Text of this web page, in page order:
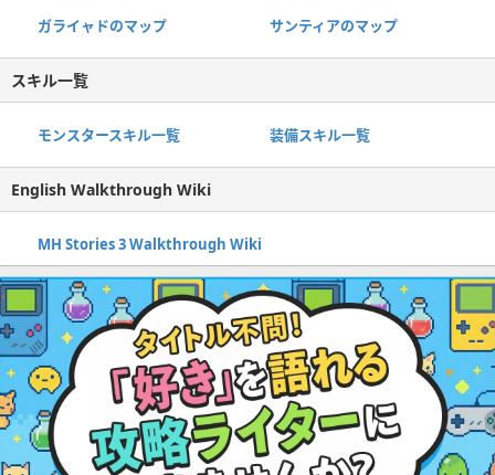
ガライャドのマップ サンティアのマップ
スキル一覧
モンスタースキル一覧 装備スキル一覧
English Walkthrough Wiki
MH Stories 3 Walkthrough Wiki